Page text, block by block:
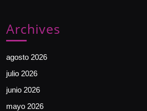
Archives
agosto 2026
julio 2026
junio 2026
mayo 2026